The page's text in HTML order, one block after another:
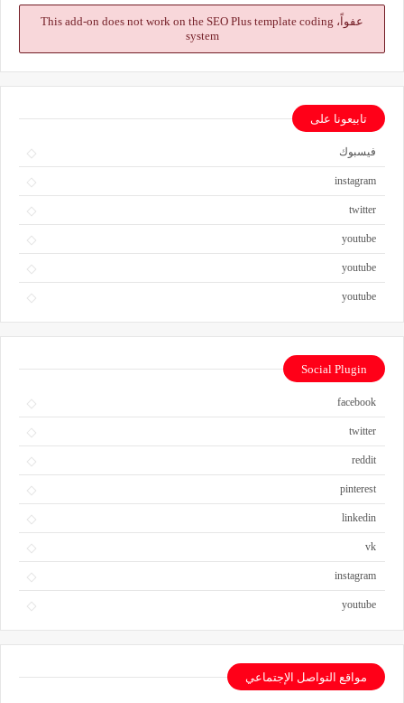
عفواً، This add-on does not work on the SEO Plus template coding
system
تابيعونا على
فيسبوك
instagram
twitter
youtube
youtube
youtube
Social Plugin
facebook
twitter
reddit
pinterest
linkedin
vk
instagram
youtube
مواقع التواصل الإجتماعي